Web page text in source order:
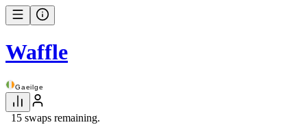
Waffle
Gaeilge
15 swaps remaining.